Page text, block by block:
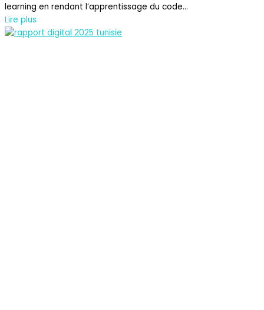
learning en rendant l’apprentissage du code...
Lire plus